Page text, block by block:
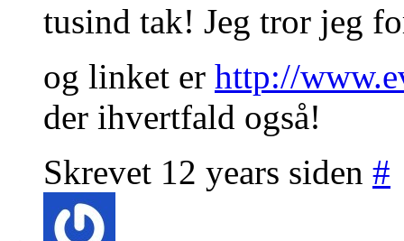
tusind tak! Jeg tror jeg
og linket er http://
der ihvertfald også!
Skrevet 12 years siden #